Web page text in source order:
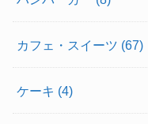
カフェ・スイーツ (67)
ケーキ (4)